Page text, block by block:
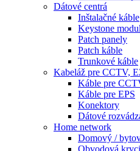
Dátové centrá
Inštalačné káble
Keystone
Patch panely
Patch káble
Trunkové káble
Kabeláž pre CCTV,
Káble pre
Káble pre EPS
Konektory
Dátové
Home network
Domový /